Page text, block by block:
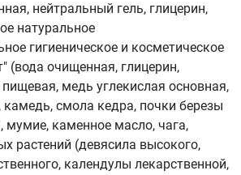
нейтральный гель, глицерин,
натуральное
гигиеническое и косметическое
(вода очищенная, глицерин,
медь углекислая основная,
камедь, смола кедра, почки березы
мумие, каменное масло, чага,
растений (девясила высокого,
календулы лекарственной,